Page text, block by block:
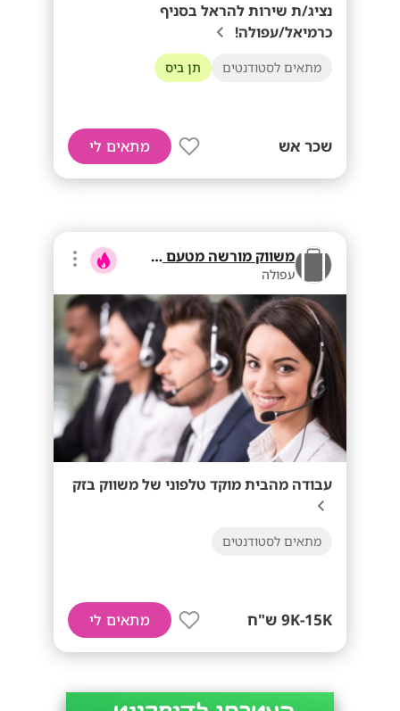
נציג/ת שירות להראל בסניף
כרמיאל/עפולה!
מתאים לסטודנטים תן ביס
שכר אש מתאים לי
משווק מורשה מטעם בזק
עפולה
עבודה מהבית מוקד טלפוני של משווק בזק
מתאים לסטודנטים
9K-15K ש"ח מתאים לי